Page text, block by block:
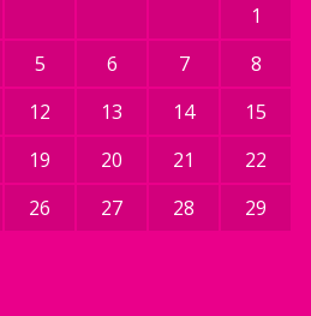
1
5 6 7
8
12 13 14
15
19 20 21
22
26 27 28
29